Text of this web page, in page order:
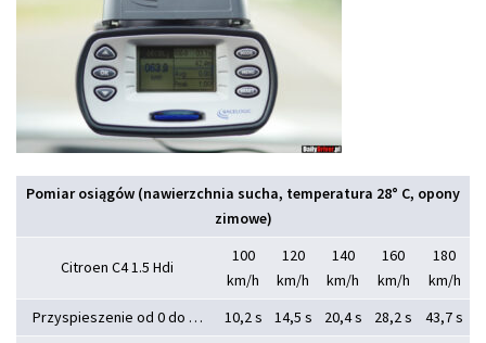
Pomiar osiągów (nawierzchnia sucha, temperatura 28° C, opony
zimowe)
Citroen C4 1.5 Hdi
100
km/h
120
km/h
140
km/h
160
km/h
180
km/h
Przyspieszenie od 0 do …
10,2 s 14,5 s 20,4 s 28,2 s
43,7 s